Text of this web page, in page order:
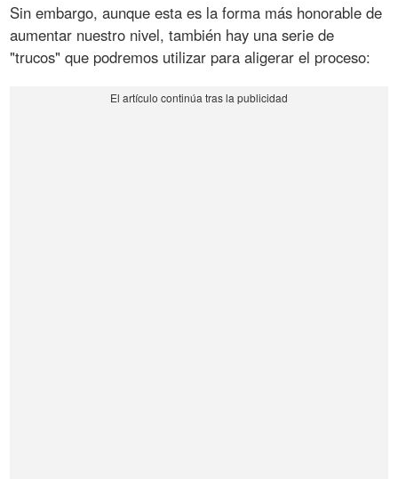
Sin embargo, aunque esta es la forma más honorable de
aumentar nuestro nivel, también hay una serie de
"trucos" que podremos utilizar para aligerar el proceso: